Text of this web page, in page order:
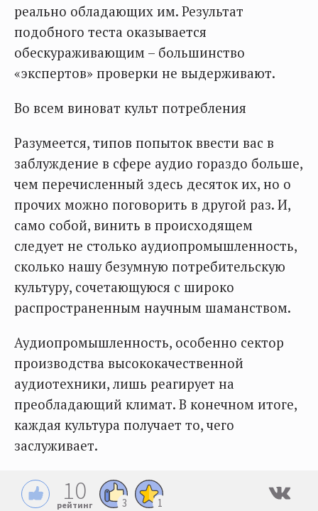
реально обладающих им. Результат
подобного теста оказывается
обескураживающим – большинство
«экспертов» проверки не выдерживают.
Во всем виноват культ потребления
Разумеется, типов попыток ввести вас в
заблуждение в сфере аудио гораздо больше,
чем перечисленный здесь десяток их, но о
прочих можно поговорить в другой раз. И,
само собой, винить в происходящем
следует не столько аудиопромышленность,
сколько нашу безумную потребительскую
культуру, сочетающуюся с широко
распространенным научным шаманством.
Аудиопромышленность, особенно сектор
производства высококачественной
аудиотехники, лишь реагирует на
преобладающий климат. В конечном итоге,
каждая культура получает то, чего
заслуживает.
10
рейтинг 3 1